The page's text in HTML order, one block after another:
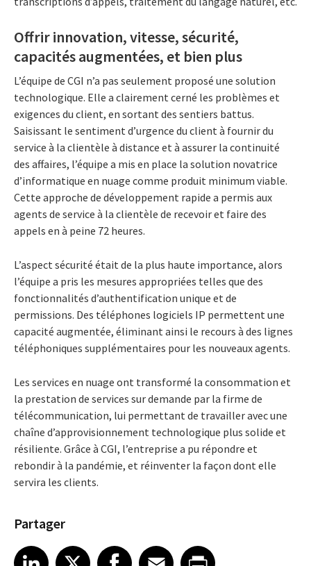
Offrir innovation, vitesse, sécurité,
capacités augmentées, et bien plus
L’équipe de CGI n’a pas seulement proposé une solution
technologique. Elle a clairement cerné les problèmes et
exigences du client, en sortant des sentiers battus.
Saisissant le sentiment d’urgence du client à fournir du
service à la clientèle à distance et à assurer la continuité
des affaires, l’équipe a mis en place la solution novatrice
d’informatique en nuage comme produit minimum viable.
Cette approche de développement rapide a permis aux
agents de service à la clientèle de recevoir et faire des
appels en à peine 72 heures.
L’aspect sécurité était de la plus haute importance, alors
l’équipe a pris les mesures appropriées telles que des
fonctionnalités d’authentification unique et de
permissions. Des téléphones logiciels IP permettent une
capacité augmentée, éliminant ainsi le recours à des lignes
téléphoniques supplémentaires pour les nouveaux agents.
Les services en nuage ont transformé la consommation et
la prestation de services sur demande par la firme de
télécommunication, lui permettant de travailler avec une
chaîne d’approvisionnement technologique plus solide et
résiliente. Grâce à CGI, l’entreprise a pu répondre et
rebondir à la pandémie, et réinventer la façon dont elle
servira les clients.
Partager
Share article on LinkedIn
LinkedIn
Share article on XShare article on Facebook
Facebook
Share article on Email
EmailShare article on Print